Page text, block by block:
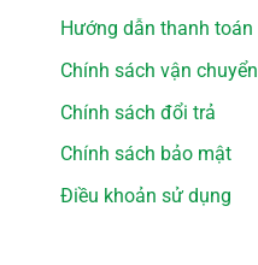
Hướng dẫn thanh toán
Chính sách vận chuyển
Chính sách đổi trả
Chính sách bảo mật
Điều khoản sử dụng